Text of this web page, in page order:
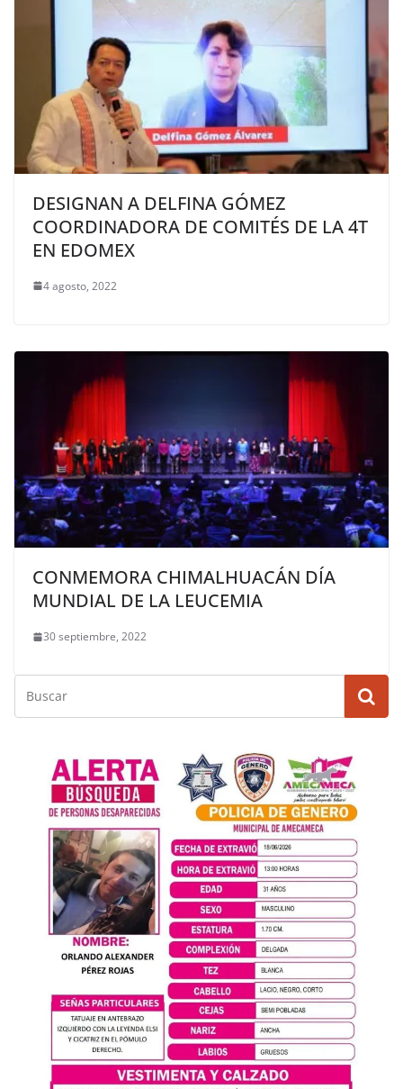
DESIGNAN A DELFINA GÓMEZ
COORDINADORA DE COMITÉS DE LA 4T
EN EDOMEX
4 agosto, 2022
CONMEMORA CHIMALHUACÁN DÍA
MUNDIAL DE LA LEUCEMIA
30 septiembre, 2022